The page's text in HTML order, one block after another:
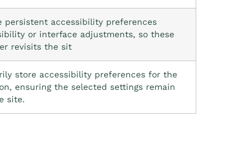
accessibility preferences
or interface adjustments, so these
revisits the sit
store accessibility preferences for the
ensuring the selected settings remain
site.